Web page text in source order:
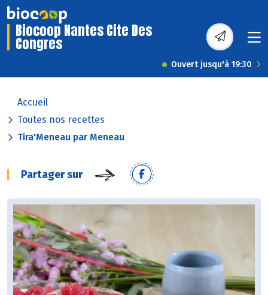
Biocoop Nantes Cite Des
Congres
Ouvert jusqu'à 19:30
Accueil
Toutes nos recettes
Tira'Meneau par Meneau
Partager sur